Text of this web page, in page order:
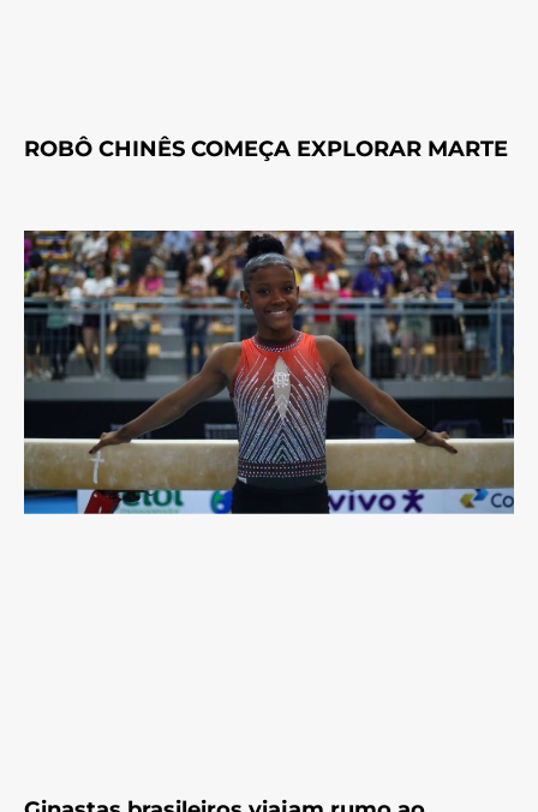
ROBÔ CHINÊS COMEÇA EXPLORAR MARTE